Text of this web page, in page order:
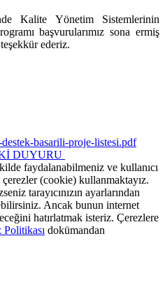
Kalite Yönetim Sistemlerinin
başvurularımız sona ermiş
ederiz.
basarili-proje-listesi.pdf
DUYURU
faydalanabilmeniz ve kullanıcı
(cookie) kullanmaktayız.
tarayıcınızın ayarlarından
Ancak bunun internet
hatırlatmak isteriz. Çerezlere
Politikası dokümandan